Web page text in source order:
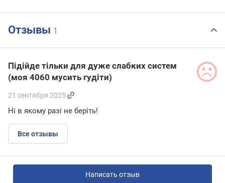
Отзывы 1
Підійде тільки для дуже слабких систем
(моя 4060 мусить гудіти)
21 сентября 2025
Ні в якому разі не беріть!
Все отзывы
Написать отзыв